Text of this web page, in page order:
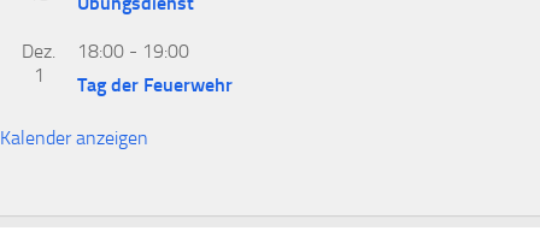
Dez.
1
18:00 - 19:00
Tag der Feuerwehr
Kalender anzeigen